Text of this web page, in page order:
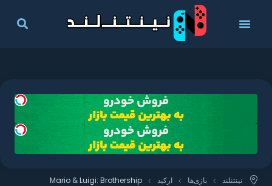
نینتنلند بازی‌ها ارکید Mario & Luigi: Brothership